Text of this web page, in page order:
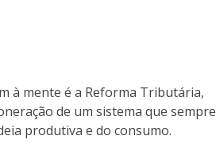
à mente é a Reforma Tributária,
de um sistema que sempre
produtiva e do consumo.